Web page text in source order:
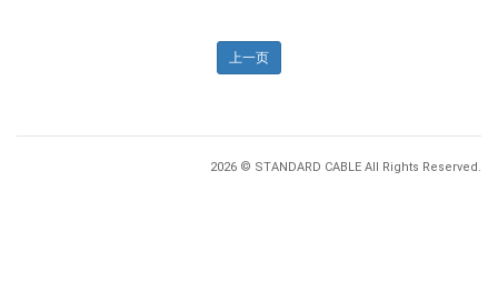
上一页
2026 © STANDARD CABLE All Rights Reserved.